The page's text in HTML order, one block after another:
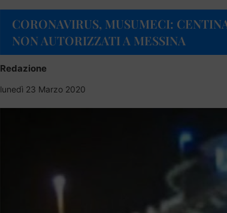
CORONAVIRUS, MUSUMECI:
NON AUTORIZZATI A MESSINA
Redazione
lunedì 23 Marzo 2020